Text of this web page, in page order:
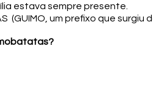
estava sempre presente.
(GUIMO, um prefixo que surgiu